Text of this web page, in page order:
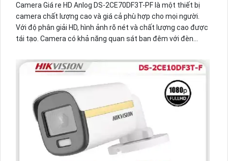
Camera Giá re HD Anlog DS-2CE70DF3T-PF là một thiết bị
camera chất lượng cao và giá cả phù hợp cho mọi người.
Với độ phân giải HD, hình ảnh rõ nét và chất lượng cao được
tái tạo. Camera có khả năng quan sát ban đêm với đèn
chức năng chống ngược sáng, giúp hình ảnh không bị biến
dạng trong môi trường ánh sáng mạnh. Camera cũng có
khả năng chống nước và bụi, phù hợp cho việc lắp đặt ngoài